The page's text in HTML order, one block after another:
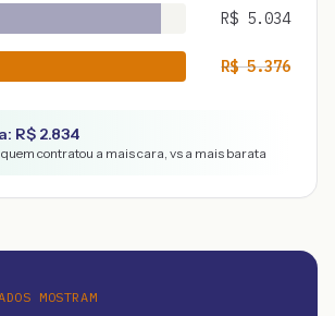
R$ 5.034
R$5.376
R$ 2.834
quem contratou a mais cara, vs a mais barata
MOSTRAM